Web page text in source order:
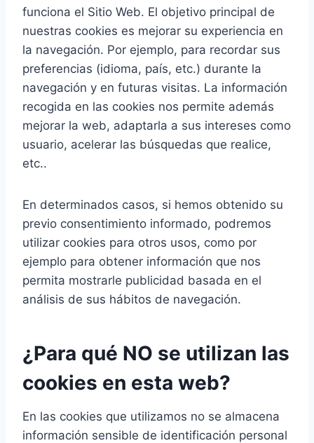
funciona el Sitio Web. El objetivo principal de
nuestras cookies es mejorar su experiencia en
la navegación. Por ejemplo, para recordar sus
preferencias (idioma, país, etc.) durante la
navegación y en futuras visitas. La información
recogida en las cookies nos permite además
mejorar la web, adaptarla a sus intereses como
usuario, acelerar las búsquedas que realice,
etc..
En determinados casos, si hemos obtenido su
previo consentimiento informado, podremos
utilizar cookies para otros usos, como por
ejemplo para obtener información que nos
permita mostrarle publicidad basada en el
análisis de sus hábitos de navegación.
¿Para qué NO se utilizan las
cookies en esta web?
En las cookies que utilizamos no se almacena
información sensible de identificación personal